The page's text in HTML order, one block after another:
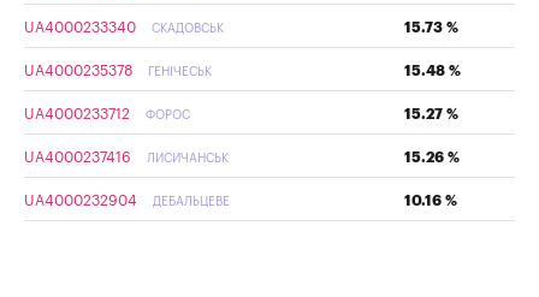
UA4000233340 СКАДОВСЬК 15.73 %
UA4000235378 ГЕНІЧЕСЬК 15.48 %
UA4000233712 ФОРОС 15.27 %
UA4000237416 ЛИСИЧАНСЬК 15.26 %
UA4000232904 ДЕБАЛЬЦЕВЕ 10.16 %